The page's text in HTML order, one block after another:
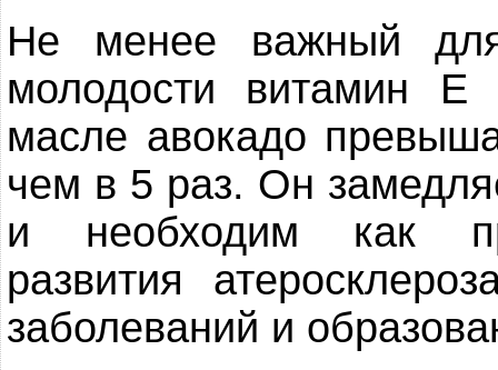
Не менее важный
молодости витамин
масле авокадо
чем в 5 раз. Он
и необходим как
развития
заболеваний и